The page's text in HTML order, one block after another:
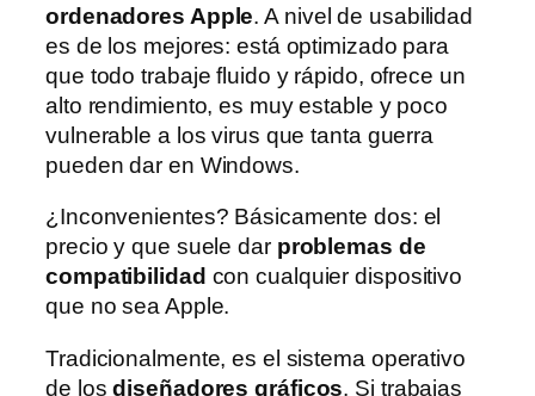
ordenadores Apple. A nivel de usabilidad
es de los mejores: está optimizado para
que todo trabaje fluido y rápido, ofrece un
alto rendimiento, es muy estable y poco
vulnerable a los virus que tanta guerra
pueden dar en Windows.
¿Inconvenientes? Básicamente dos: el
precio y que suele dar problemas de
compatibilidad con cualquier dispositivo
que no sea Apple.
Tradicionalmente, es el sistema operativo
de losdiseñadores gráficos. Si trabajas